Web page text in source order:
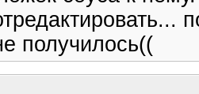
получилось((